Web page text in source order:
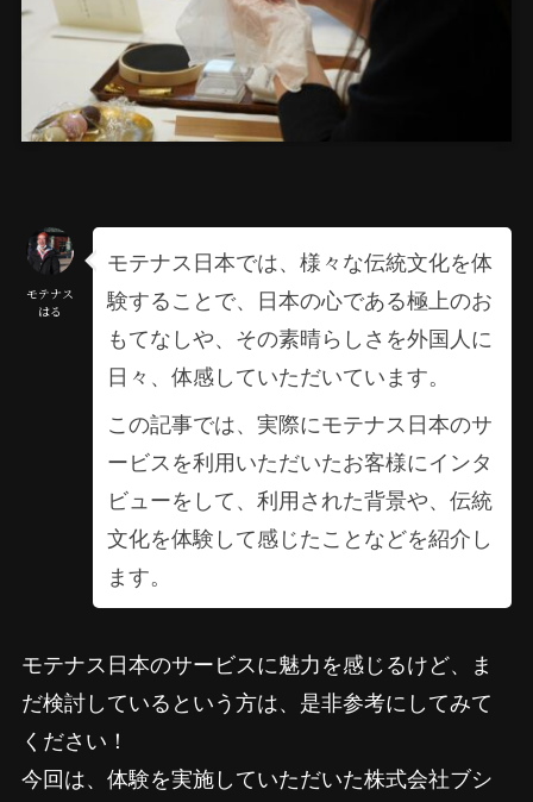
モテナス
はる
モテナス日本では、様々な伝統文化を体
験することで、日本の心である極上のお
もてなしや、その素晴らしさを外国人に
日々、体感していただいています。
この記事では、実際にモテナス日本のサ
ービスを利用いただいたお客様にインタ
ビューをして、利用された背景や、伝統
文化を体験して感じたことなどを紹介し
ます。
モテナス日本のサービスに魅力を感じるけど、ま
だ検討しているという方は、是非参考にしてみて
ください！
今回は、体験を実施していただいた株式会社ブシ